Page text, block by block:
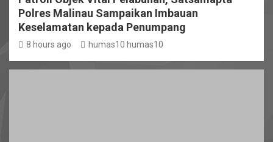
Polres Malinau Sampaikan Imbauan
Keselamatan kepada Penumpang
8 hours ago humas10 humas10